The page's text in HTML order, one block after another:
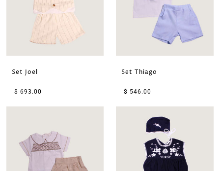
Set Joel
$ 693.00
Set Thiago
$ 546.00